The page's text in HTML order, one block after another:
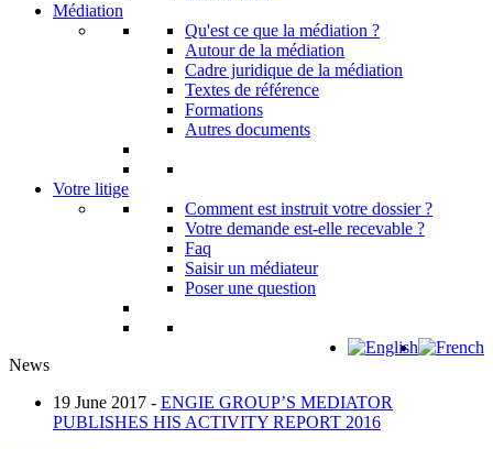
Médiation
Qu'est ce que la médiation ?
Autour de la médiation
Cadre juridique de la médiation
Textes de référence
Formations
Autres documents
Votre litige
Comment est instruit votre dossier ?
Votre demande est-elle recevable ?
Faq
Saisir un médiateur
Poser une question
News
19 June 2017 - ENGIE GROUP’S MEDIATOR
PUBLISHES HIS ACTIVITY REPORT 2016